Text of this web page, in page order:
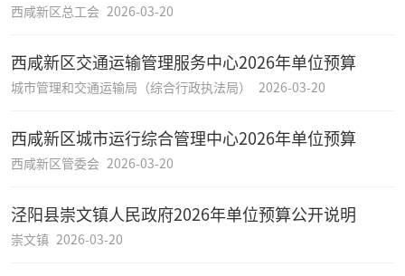
西咸新区总工会 2026-03-20
西咸新区交通运输管理服务中心2026年单位预算
城市管理和交通运输局（综合行政执法局） 2026-03-20
西咸新区城市运行综合管理中心2026年单位预算
西咸新区管委会 2026-03-20
泾阳县崇文镇人民政府2026年单位预算公开说明
崇文镇 2026-03-20